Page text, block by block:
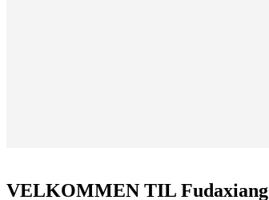
VELKOMMEN TIL Fudaxiang